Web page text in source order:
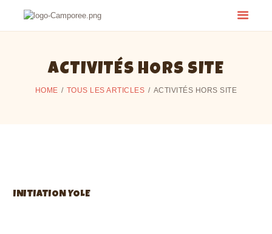
ACTIVITÉS HORS SITE
HOME TOUS LES ARTICLES ACTIVITÉS HORS SITE
INITIATION YOLE